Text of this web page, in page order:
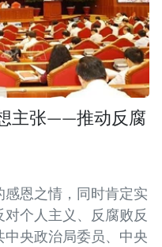
主张——推动反腐
恩之情，同时肯定实
个人主义、反腐败反
央政治局委员、中央